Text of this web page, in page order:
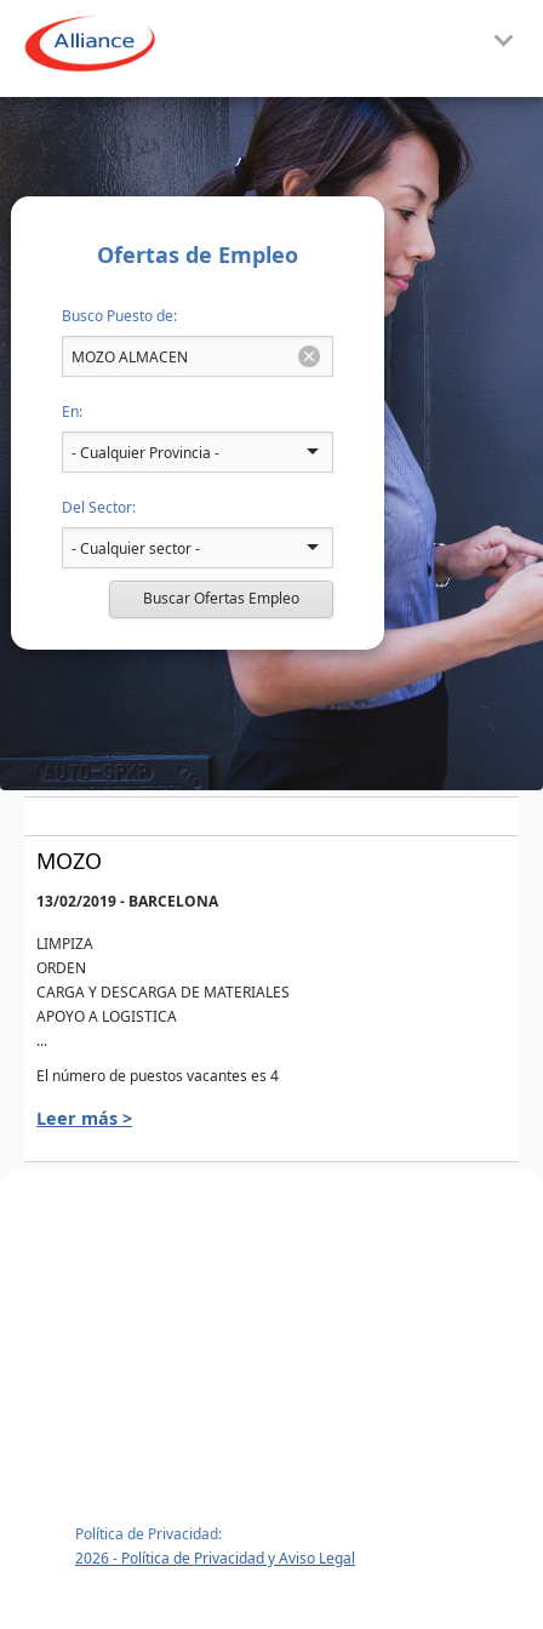
Ofertas de Empleo
Busco Puesto de:
En:
Del Sector:
Buscar Ofertas Empleo
MOZO
13/02/2019 - BARCELONA
LIMPIZA
ORDEN
CARGA Y DESCARGA DE MATERIALES
APOYO A LOGISTICA
...
El número de puestos vacantes es 4
Leer más >
Política de Privacidad:
2026 - Política de Privacidad y Aviso Legal